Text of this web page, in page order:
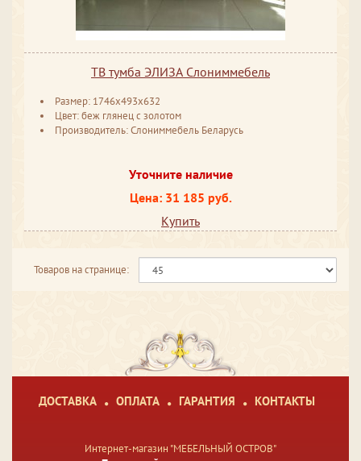
ТВ тумба ЭЛИЗА Слониммебель
Размер: 1746x493x632
Цвет: беж глянец с золотом
Производитель: Слониммебель Беларусь
Уточните наличие
Цена: 31 185 руб.
Купить
Товаров на странице:
ДОСТАВКА ОПЛАТА ГАРАНТИЯ КОНТАКТЫ
Интернет-магазин "МЕБЕЛЬНЫЙ ОСТРОВ"